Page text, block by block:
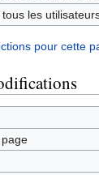
les
pour cette